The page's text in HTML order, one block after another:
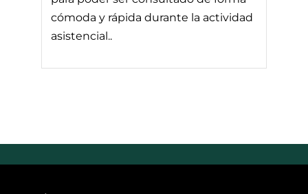
cómoda y rápida durante la actividad
asistencial..